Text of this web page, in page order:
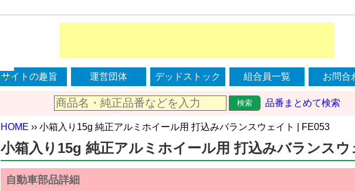
サイトの趣旨 運営団体 デッドストック 組合員一覧 お問合
検索 品番まとめて検索
HOME ›› 小箱入り15g 純正アルミホイール用 打込みバランスウェイト | FE053
小箱入り15g 純正アルミホイール用 打込みバランス
自動車部品詳細